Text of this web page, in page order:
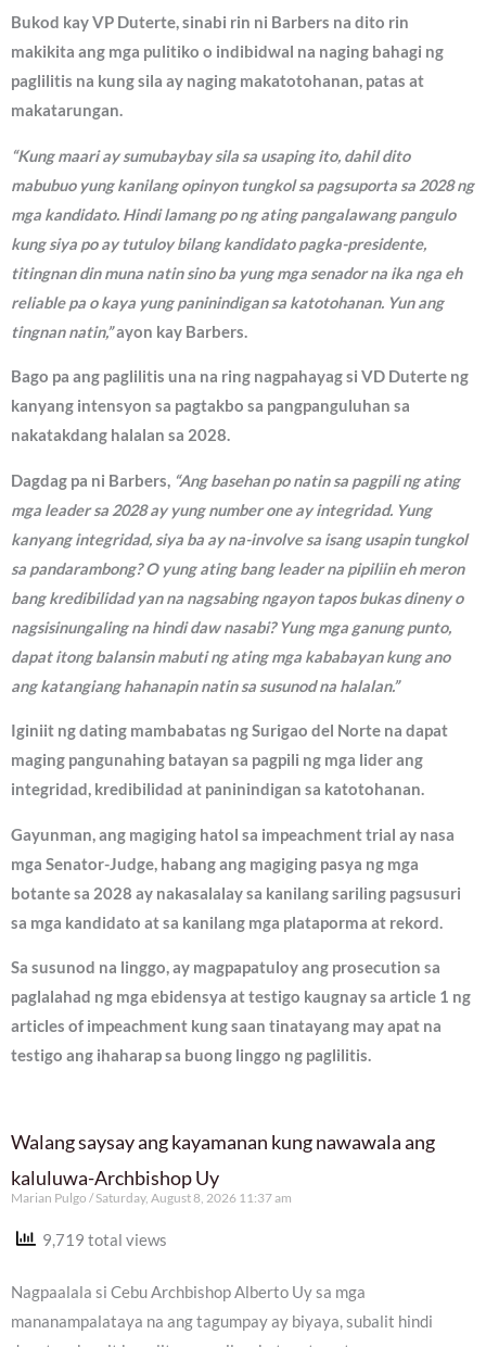
Bukod kay VP Duterte, sinabi rin ni Barbers na dito rin
makikita ang mga pulitiko o indibidwal na naging bahagi ng
paglilitis na kung sila ay naging makatotohanan, patas at
makatarungan.
“Kung maari ay sumubaybay sila sa usaping ito, dahil dito
mabubuo yung kanilang opinyon tungkol sa pagsuporta sa 2028 ng
mga kandidato. Hindi lamang po ng ating pangalawang pangulo
kung siya po ay tutuloy bilang kandidato pagka-presidente,
titingnan din muna natin sino ba yung mga senador na ika nga eh
reliable pa o kaya yung paninindigan sa katotohanan. Yun ang
tingnan natin,”ayon kay Barbers.
Bago pa ang paglilitis una na ring nagpahayag si VD Duterte ng
kanyang intensyon sa pagtakbo sa pangpanguluhan sa
nakatakdang halalan sa 2028.
Dagdag pa ni Barbers, “Ang basehan po natin sa pagpili ng ating
mga leader sa 2028 ay yung number one ay integridad. Yung
kanyang integridad, siya ba ay na-involve sa isang usapin tungkol
sa pandarambong? O yung ating bang leader na pipiliin eh meron
bang kredibilidad yan na nagsabing ngayon tapos bukas dineny o
nagsisinungaling na hindi daw nasabi? Yung mga ganung punto,
dapat itong balansin mabuti ng ating mga kababayan kung ano
ang katangiang hahanapin natin sa susunod na halalan.”
Iginiit ng dating mambabatas ng Surigao del Norte na dapat
maging pangunahing batayan sa pagpili ng mga lider ang
integridad, kredibilidad at paninindigan sa katotohanan.
Gayunman, ang magiging hatol sa impeachment trial ay nasa
mga Senator-Judge, habang ang magiging pasya ng mga
botante sa 2028 ay nakasalalay sa kanilang sariling pagsusuri
sa mga kandidato at sa kanilang mga plataporma at rekord.
Sa susunod na linggo, ay magpapatuloy ang prosecution sa
paglalahad ng mga ebidensya at testigo kaugnay sa article 1 ng
articles of impeachment kung saan tinatayang may apat na
testigo ang ihaharap sa buong linggo ng paglilitis.
Walang saysay ang kayamanan kung nawawala ang
kaluluwa-Archbishop Uy
Marian Pulgo Saturday, August 8, 2026 11:37 am
9,719 total views
Nagpaalala si Cebu Archbishop Alberto Uy sa mga
mananampalataya na ang tagumpay ay biyaya, subalit hindi